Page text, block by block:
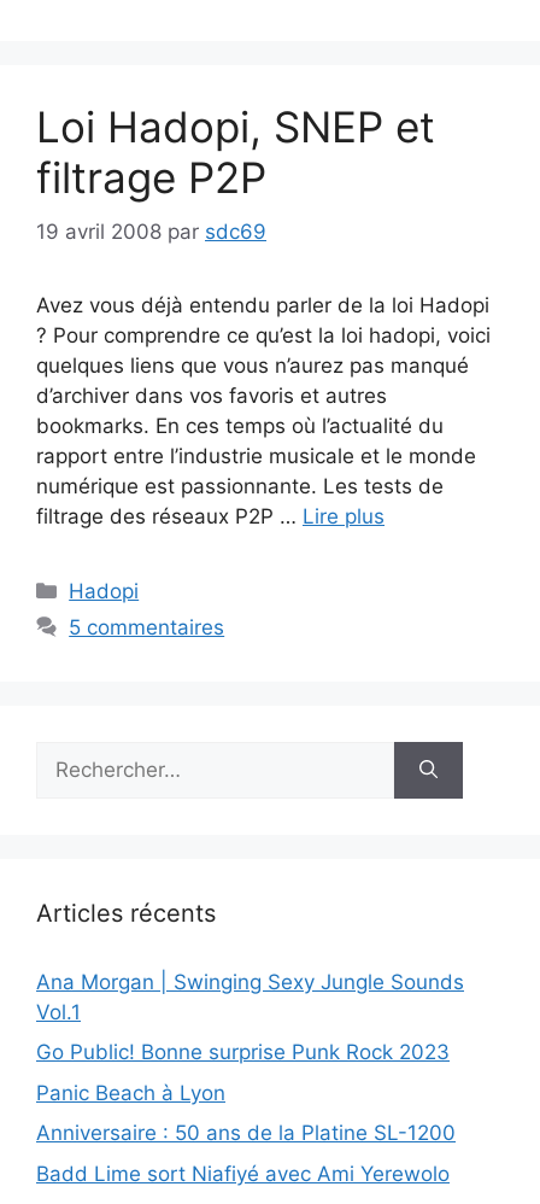
Loi Hadopi, SNEP et
filtrage P2P
19 avril 2008 par sdc69
Avez vous déjà entendu parler de la loi Hadopi
? Pour comprendre ce qu’est la loi hadopi, voici
quelques liens que vous n’aurez pas manqué
d’archiver dans vos favoris et autres
bookmarks. En ces temps où l’actualité du
rapport entre l’industrie musicale et le monde
numérique est passionnante. Les tests de
filtrage des réseaux P2P … Lire plus
Catégories
Hadopi
5 commentaires
Articles récents
Ana Morgan | Swinging Sexy Jungle Sounds
Vol.1
Go Public! Bonne surprise Punk Rock 2023
Panic Beach à Lyon
Anniversaire : 50 ans de la Platine SL-1200
Badd Lime sort Niafiyé avec Ami Yerewolo